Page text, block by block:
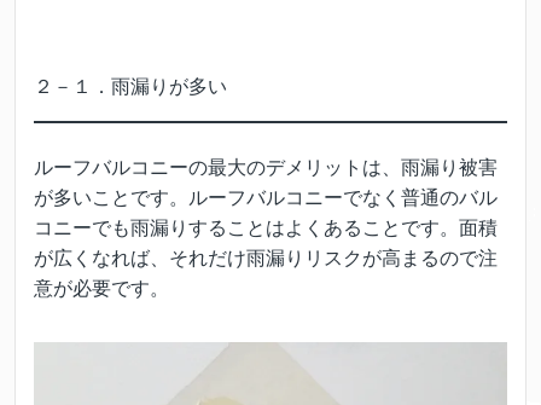
２－１．雨漏りが多い
ルーフバルコニーの最大のデメリットは、雨漏り被害
が多いことです。ルーフバルコニーでなく普通のバル
コニーでも雨漏りすることはよくあることです。面積
が広くなれば、それだけ雨漏りリスクが高まるので注
意が必要です。